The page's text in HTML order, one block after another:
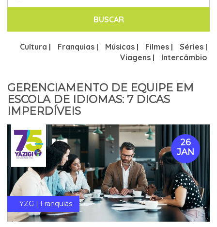
BUSCAR
Cultura | Franquias | Músicas | Filmes | Séries |
Viagens | Intercâmbio
GERENCIAMENTO DE EQUIPE EM
ESCOLA DE IDIOMAS: 7 DICAS
IMPERDÍVEIS
YZG | Franquias
26
JAN